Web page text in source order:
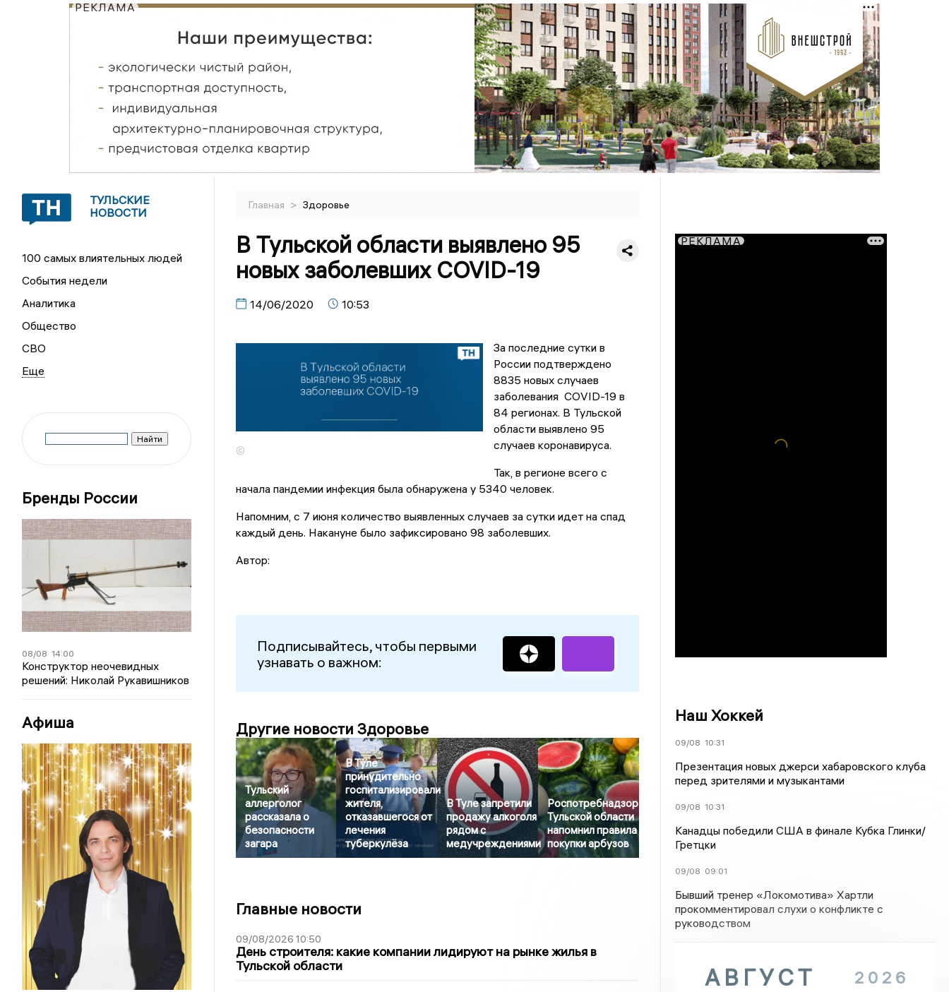
РЕКЛАМА
ТУЛЬСКИЕ
НОВОСТИ
100 самых влиятельных людей
События недели
Аналитика
Общество
СВО
Бренды России
08/08 14:00
Конструктор неочевидных
решений: Николай Рукавишников
Афиша
Главная > Здоровье
В Тульской области выявлено 95
новых заболевших COVID-19
14/06/2020 10:53
©
За последние сутки в
России подтверждено
8835 новых случаев
заболевания COVID-19 в
84 регионах. В Тульской
области выявлено 95
случаев коронавируса.
Так, в регионе всего с
начала пандемии инфекция была обнаружена у 5340 человек.
Напомним, с 7 июня количество выявленных случаев за сутки идет на спад
каждый день. Накануне было зафиксировано 98 заболевших.
Автор:
Подписывайтесь, чтобы первыми
узнавать о важном:
Другие новости Здоровье
Тульский
аллерголог
рассказала о
безопасности
загара
В Туле
принудительно
госпитализировали
жителя,
отказавшегося от
лечения
туберкулёза
В Туле запретили
продажу алкоголя
рядом с
медучреждениями
Роспотребнадзор
Тульской области
напомнил правила
покупки арбузов
Главные новости
09/08/2026 10:50
День строителя: какие компании лидируют на рынке жилья в
Тульской области
РЕКЛАМА
Наш Хоккей
09/08 10:31
Презентация новых джерси хабаровского клуба
перед зрителями и музыкантами
09/08 10:31
Канадцы победили США в финале Кубка Глинки/
Гретцки
09/08 09:01
Бывший тренер «Локомотива» Хартли
прокомментировал слухи о конфликте с
руководством
АВГУСТ 2026